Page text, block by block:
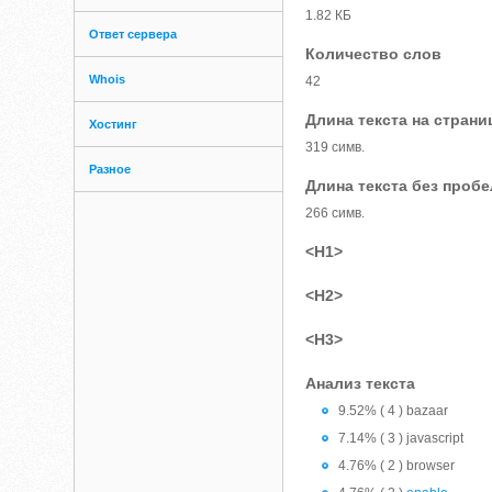
Ответ сервера
Whois
Хостинг
Разное
1.82 КБ
Количество слов
42
Длина текста на
319 симв.
Длина текста без
266 симв.
<H1>
<H2>
<H3>
Анализ текста
9.52% ( 4 ) bazaar
7.14% ( 3 ) javascript
4.76% ( 2 ) browser